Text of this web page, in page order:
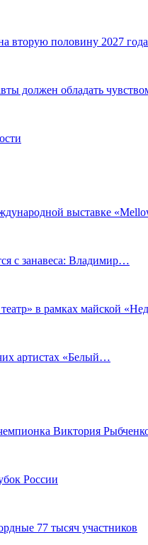
вторую половину 2027 года
должен обладать
выставке
с занавеса: Владимир…
в рамках майской
артистах «Белый…
чемпионка Виктория
России
77 тысяч участников